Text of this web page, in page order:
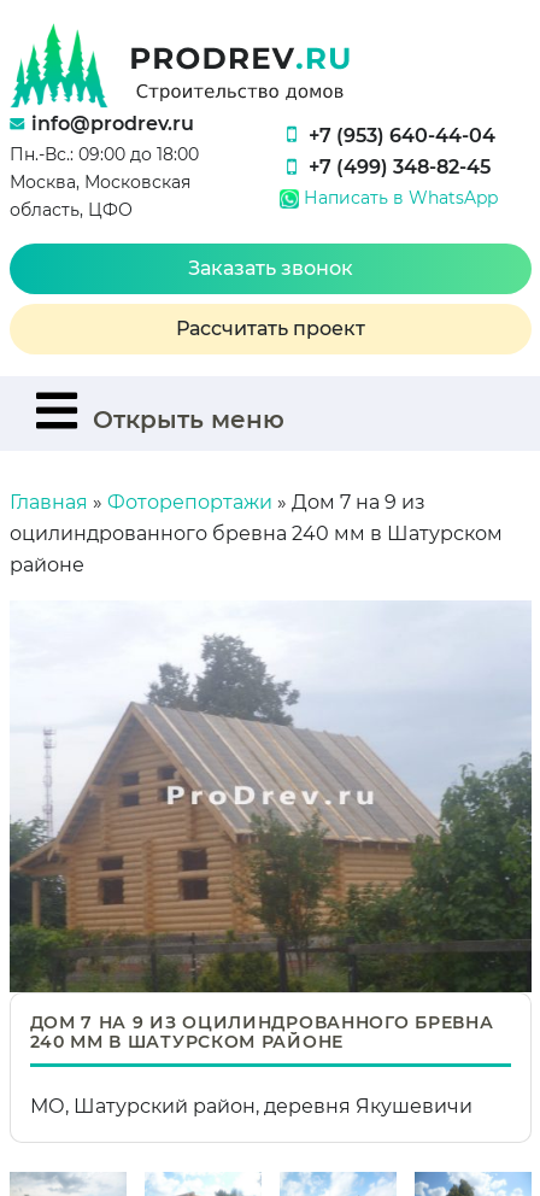
info@prodrev.ru
Пн.-Вс.: 09:00 до 18:00
Москва, Московская
область, ЦФО
+7 (953) 640-44-04
+7 (499) 348-82-45
Написать в WhatsApp
Заказать звонок
Рассчитать проект
Открыть меню
Главная » Фоторепортажи » Дом 7 на 9 из
оцилиндрованного бревна 240 мм в Шатурском
районе
ДОМ 7 НА 9 ИЗ ОЦИЛИНДРОВАННОГО БРЕВНА
240 ММ В ШАТУРСКОМ РАЙОНЕ
МО, Шатурский район, деревня Якушевичи